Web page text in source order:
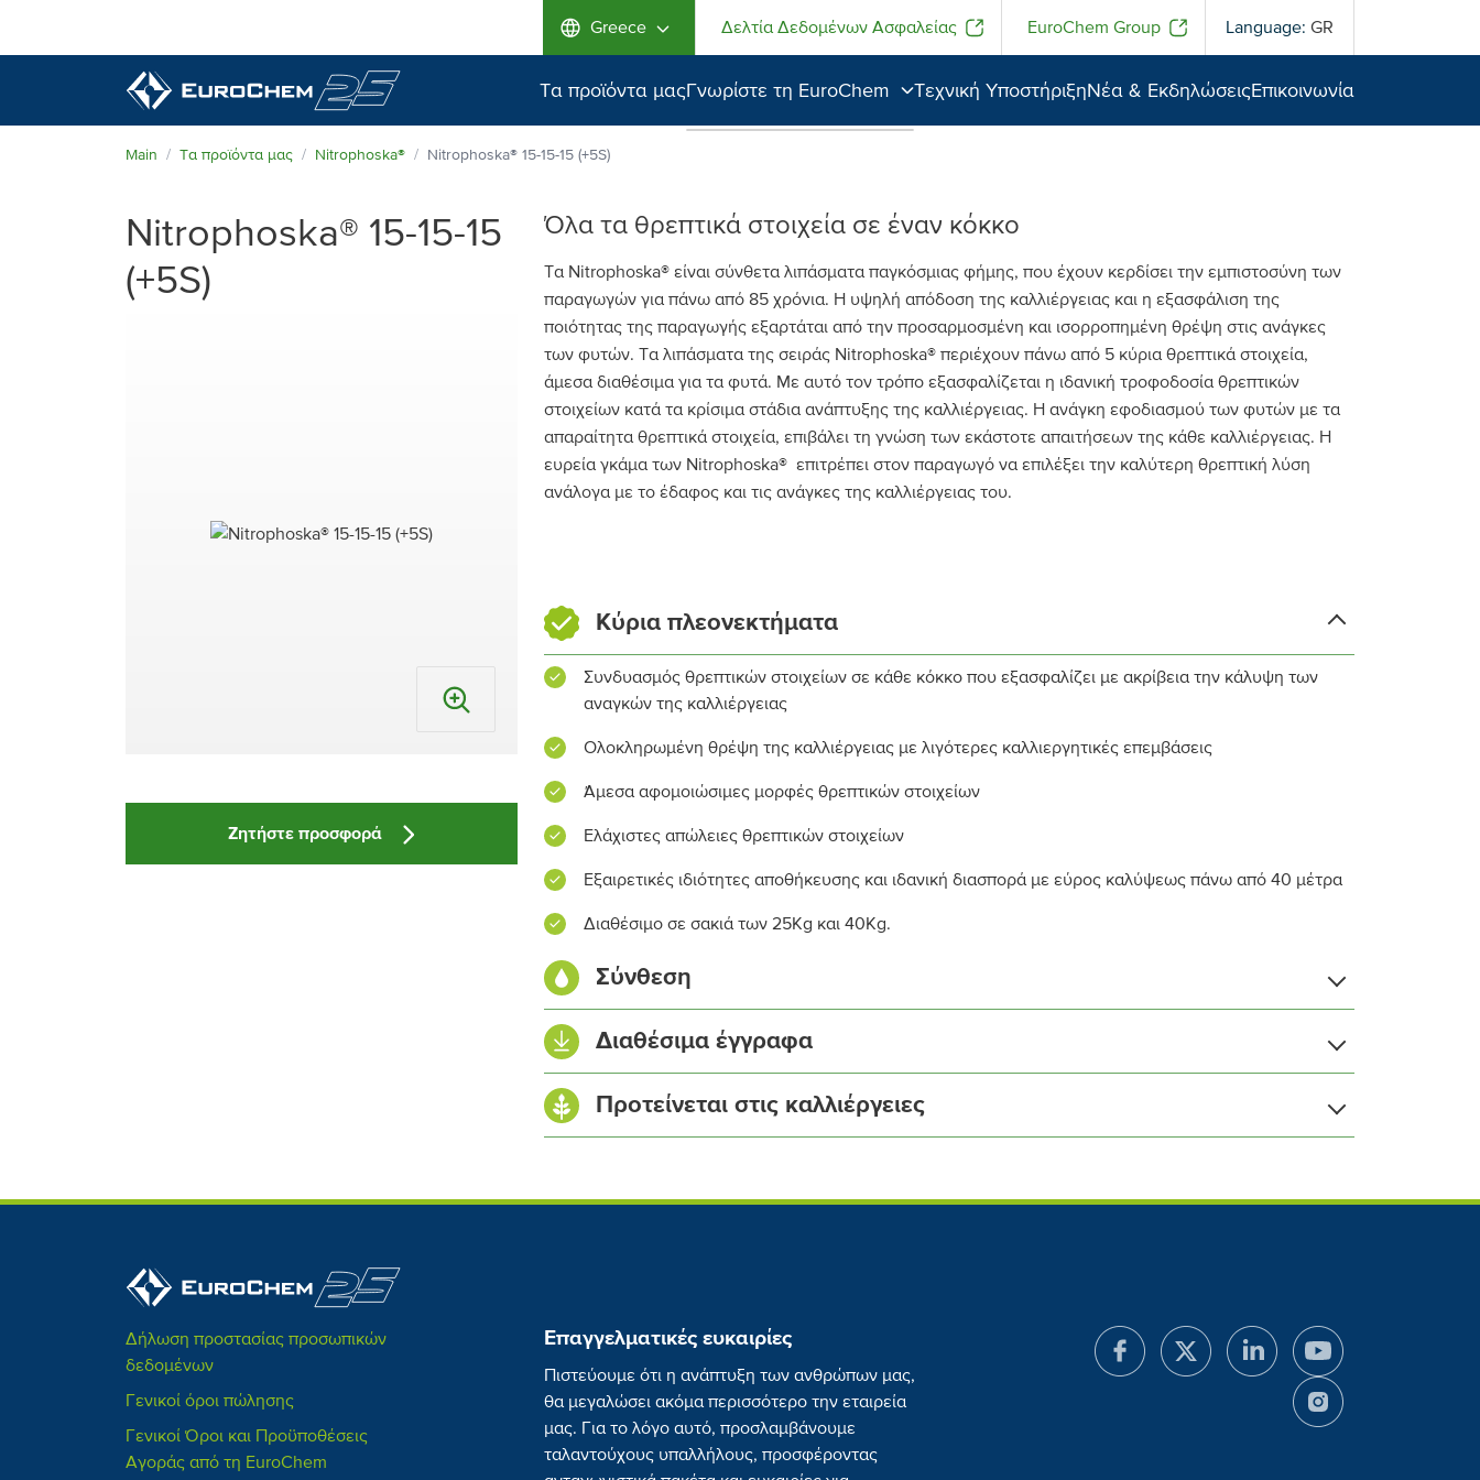
Greece Δελτία Δεδομένων Ασφαλείας EuroChem Group Language: GR
Τα προϊόντα μαςΓνωρίστε τη EuroChem
Ανώτερη ποιότητα
Περιβάλλον
Τεχνική ΥποστήριξηΝέα & ΕκδηλώσειςΕπικοινωνία
Τα προϊόντα μας
Γνωρίστε τη EuroChem
Γνωρίστε τη EuroChem
Ανώτερη ποιότητα
Τεχνική Υποστήριξη
Main Τα προϊόντα μας Nitrophoska® Nitrophoska® 15-15-15 (+5S)
Nitrophoska® 15-15-15
(+5S)
Ζητήστε προσφορά
Όλα τα θρεπτικά στοιχεία σε έναν κόκκο
Τα Nitrophoska® είναι σύνθετα λιπάσματα παγκόσμιας φήμης, που έχουν κερδίσει την εμπιστοσύνη των
παραγωγών για πάνω από 85 χρόνια. Η υψηλή απόδοση της καλλιέργειας και η εξασφάλιση της
ποιότητας της παραγωγής εξαρτάται από την προσαρμοσμένη και ισορροπημένη θρέψη στις ανάγκες
των φυτών. Τα λιπάσματα της σειράς Nitrophoska® περιέχουν πάνω από 5 κύρια θρεπτικά στοιχεία,
άμεσα διαθέσιμα για τα φυτά. Με αυτό τον τρόπο εξασφαλίζεται η ιδανική τροφοδοσία θρεπτικών
στοιχείων κατά τα κρίσιμα στάδια ανάπτυξης της καλλιέργειας. Η ανάγκη εφοδιασμού των φυτών με τα
απαραίτητα θρεπτικά στοιχεία, επιβάλει τη γνώση των εκάστοτε απαιτήσεων της κάθε καλλιέργειας. Η
ευρεία γκάμα των Nitrophoska® επιτρέπει στον παραγωγό να επιλέξει την καλύτερη θρεπτική λύση
ανάλογα με το έδαφος και τις ανάγκες της καλλιέργειας του.
Κύρια πλεονεκτήματα
Συνδυασμός θρεπτικών στοιχείων σε κάθε κόκκο που εξασφαλίζει με ακρίβεια την κάλυψη των
αναγκών της καλλιέργειας
Ολοκληρωμένη θρέψη της καλλιέργειας με λιγότερες καλλιεργητικές επεμβάσεις
Άμεσα αφομοιώσιμες μορφές θρεπτικών στοιχείων
Ελάχιστες απώλειες θρεπτικών στοιχείων
Εξαιρετικές ιδιότητες αποθήκευσης και ιδανική διασπορά με εύρος καλύψεως πάνω από 40 μέτρα
Διαθέσιμο σε σακιά των 25Kg και 40Kg.
Σύνθεση
Ολικό άζωτο (N)
Νιτρικό (NO₃-N)
Αμμωνιακό (NH₄-N) 8,5 %
Φώσφορος (P₂O₅), διαλυτός σε ουδέτερο κιτρικό αμμώνιο 15,0 %
5,0 %
Τριοξείδιο του θείου (SO₃) 12,5%
Θείο διαλυτό στο νερό
Διαθέσιμα έγγραφα
Δελτίο Δεδομένων Ασφαλείας
Προτείνεται στις καλλιέργειες
Κρεμμύδι Βαμβάκι
Δήλωση προστασίας προσωπικών
δεδομένων
Γενικοί όροι πώλησης
Γενικοί Όροι και Προϋποθέσεις
Αγοράς από τη EuroChem
Επαγγελματικές ευκαιρίες
Πιστεύουμε ότι η ανάπτυξη των ανθρώπων μας,
θα μεγαλώσει ακόμα περισσότερο την εταιρεία
μας. Για το λόγο αυτό, προσλαμβάνουμε
ταλαντούχους υπαλλήλους, προσφέροντας